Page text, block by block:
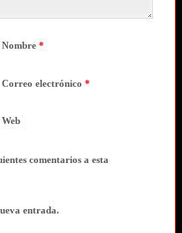
Nombre *
Correo electrónico *
Web
comentarios a esta
entrada.